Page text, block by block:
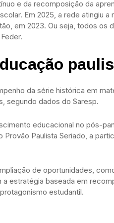
e da recomposição da
Em 2025, a rede atingiu a
em 2023. Ou seja, todos os
da série histórica em
segundo dados do Saresp.
educacional no pós-
Paulista Seriado, a
de oportunidades,
estratégia baseada em
estudantil.